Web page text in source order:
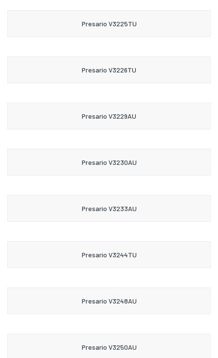
Presario V3225TU
Presario V3226TU
Presario V3229AU
Presario V3230AU
Presario V3233AU
Presario V3244TU
Presario V3248AU
Presario V3250AU